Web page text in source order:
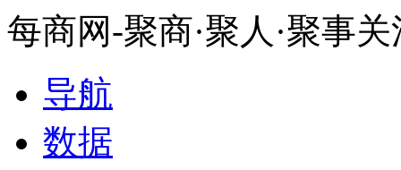
每商网-聚商·聚人·聚事
导航
数据